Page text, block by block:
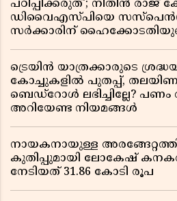
പഠിപ്പിക്കരുത്'; നിതിൻ രാജ്
ഡിവൈഎസ്പിയെ സസ്പെൻഡ്
സർക്കാരിന്
ട്രെയിൻ യാത്രക്കാരുടെ
കോച്ചുകളിൽ പുതപ്പ്,
ബെഡ്റോൾ ലഭിച്ചില്ലേ? പണം
അറിയേണ്ട നിയമങ്ങൾ
നായകനായുള്ള
കുതിപ്പുമായി ലോകേഷ്
നേടിയത് 31.86 കോടി രൂപ